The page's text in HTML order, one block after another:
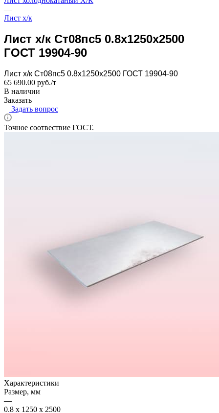
—
Лист х/к
Лист х/к Ст08пс5 0.8x1250x2500
ГОСТ 19904-90
Лист х/к Ст08пс5 0.8x1250x2500 ГОСТ 19904-90
65 690.00 руб./т
В наличии
Заказать
Задать вопрос
Точное соотвествие ГОСТ.
Характеристики
Размер, мм
—
0.8 x 1250 x 2500